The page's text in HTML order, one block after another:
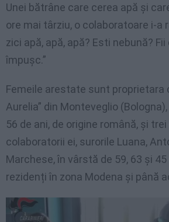
Unei bătrâne care cerea apă și
ore mai târziu, o colaboratoare i-a
zici apă, apă, apă? Esti nebună?
împușc.”
Femeile arestate sunt proprietara
Aurelia” din Monteveglio
56 de ani, de origine română, și
colaboratorii ei, surorile Luana,
Marchese, în vârstă de 59, 63 și
rezidenți în zona Modena și până